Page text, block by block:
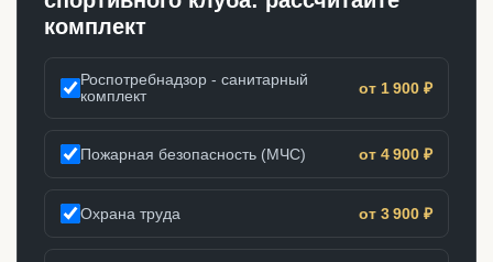
комплект
Роспотребнадзор - санитарный
комплект
от 1 900 ₽
Пожарная безопасность (МЧС) от 4 900 ₽
Охрана труда от 3 900 ₽